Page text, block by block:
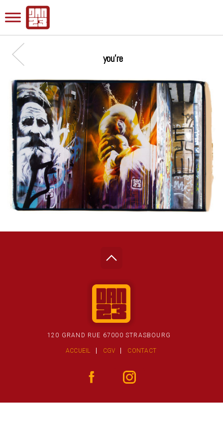
you’re
120 GRAND RUE 67000 STRASBOURG
ACCUEIL CGV CONTACT